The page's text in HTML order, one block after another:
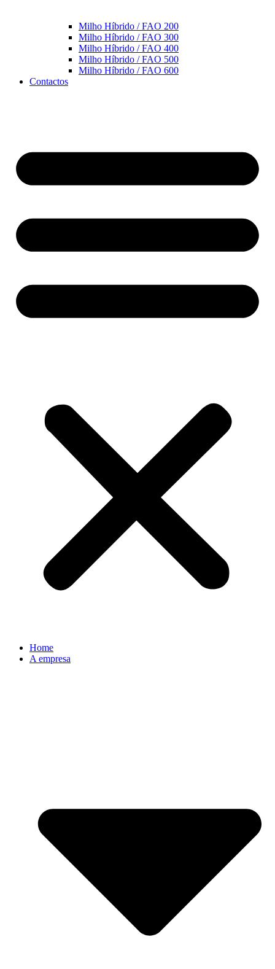
Milho Híbrido / FAO 200
Milho Híbrido / FAO 300
Milho Híbrido / FAO 400
Milho Híbrido / FAO 500
Milho Híbrido / FAO 600
Contactos
Home
A empresa